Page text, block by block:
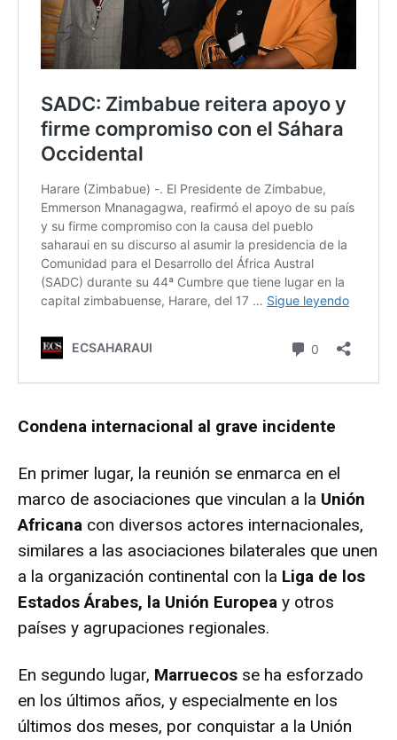
Condena internacional al grave incidente
En primer lugar, la reunión se enmarca en el
marco de asociaciones que vinculan a la Unión
Africana con diversos actores internacionales,
similares a las asociaciones bilaterales que unen
a la organización continental con la Liga de los
Estados Árabes, la Unión Europea y otros
países y agrupaciones regionales.
En segundo lugar, Marruecos se ha esforzado
en los últimos años, y especialmente en los
últimos dos meses, por conquistar a la Unión